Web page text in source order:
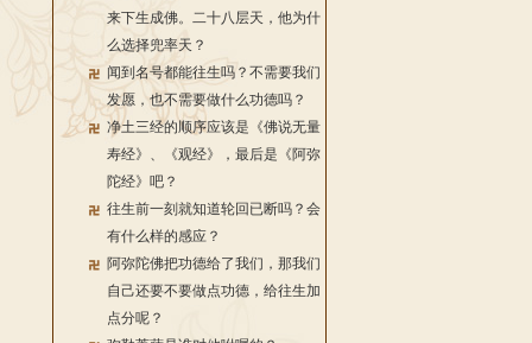
来下生成佛。二十八层天，他为什
么选择兜率天？
闻到名号都能往生吗？不需要我们
发愿，也不需要做什么功德吗？
净土三经的顺序应该是《佛说无量
寿经》、《观经》，最后是《阿弥
陀经》吧？
往生前一刻就知道轮回已断吗？会
有什么样的感应？
阿弥陀佛把功德给了我们，那我们
自己还要不要做点功德，给往生加
点分呢？